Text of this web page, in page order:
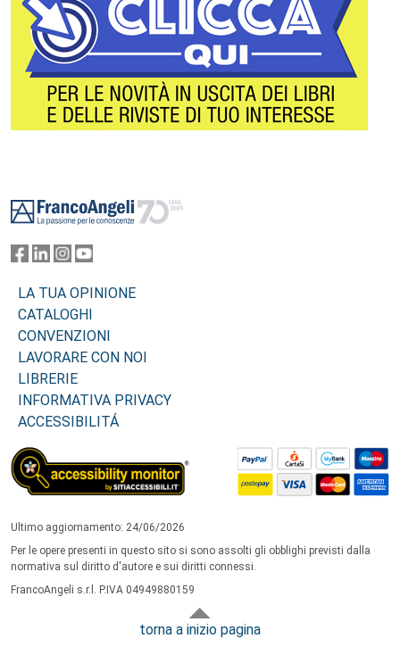
LA TUA OPINIONE
CATALOGHI
CONVENZIONI
LAVORARE CON NOI
LIBRERIE
INFORMATIVA PRIVACY
ACCESSIBILITÁ
Ultimo aggiornamento: 24/06/2026
Per le opere presenti in questo sito si sono assolti gli obblighi previsti dalla
normativa sul diritto d'autore e sui diritti connessi.
FrancoAngeli s.r.l. P.IVA 04949880159
torna a inizio pagina